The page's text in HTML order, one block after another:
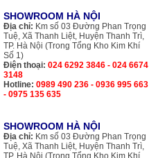
SHOWROOM HÀ NỘI
Địa chỉ: Km số 03 Đường Phan Trọng
Tuệ, Xã Thanh Liệt, Huyện Thanh Trì,
TP. Hà Nội (Trong Tổng Kho Kim Khí
Số 1)
Điện thoại: 024 6292 3846 - 024 6674
3148
Hotline: 0989 490 236 - 0936 995 663
- 0975 135 635
SHOWROOM HÀ NỘI
Địa chỉ: Km số 03 Đường Phan Trọng
Tuệ, Xã Thanh Liệt, Huyện Thanh Trì,
TP. Hà Nội (Trong Tổng Kho Kim Khí